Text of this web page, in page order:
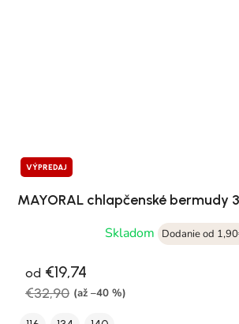
VÝPREDAJ
MAYORAL chlapčenské bermudy
Skladom
Dodanie od
od €19,74
€32,90 (až –40 %)